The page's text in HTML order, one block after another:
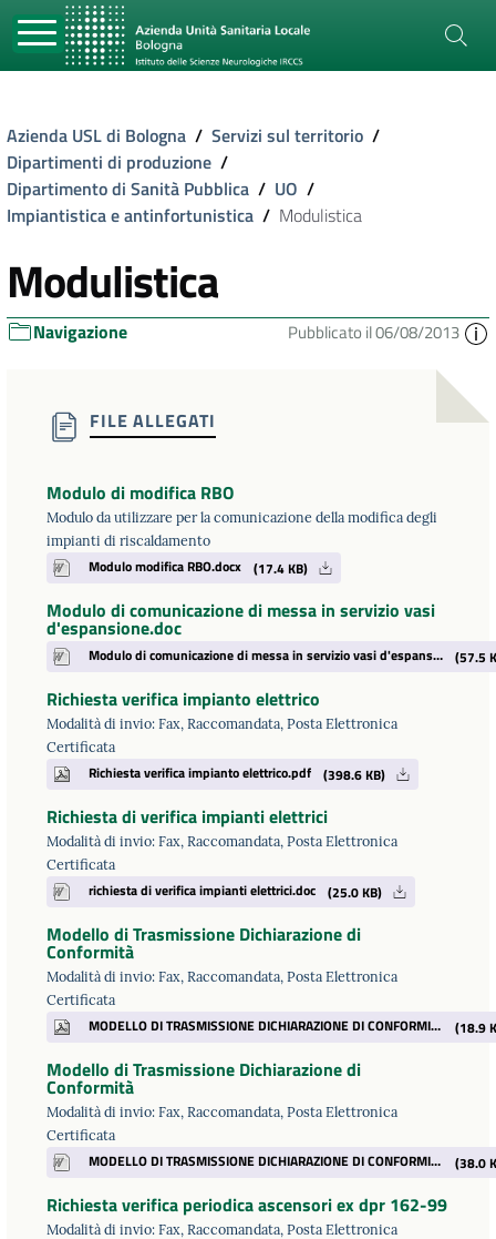
Azienda USL di Bologna / Servizi sul territorio /
Dipartimenti di produzione /
Dipartimento di Sanità Pubblica / UO /
Impiantistica e antinfortunistica / Modulistica
Modulistica
Navigazione Pubblicato il 06/08/2013
FILE ALLEGATI
Modulo di modifica RBO
Modulo da utilizzare per la comunicazione della modifica degli
impianti di riscaldamento
Modulo modifica RBO.docx (17.4 KB)
Modulo di comunicazione di messa in servizio vasi
d'espansione.doc
Modulo di comunicazione di messa in servizio vasi d'espansione.doc (57.5
Richiesta verifica impianto elettrico
Modalità di invio: Fax, Raccomandata, Posta Elettronica
Certificata
Richiesta verifica impianto elettrico.pdf (398.6 KB)
Richiesta di verifica impianti elettrici
Modalità di invio: Fax, Raccomandata, Posta Elettronica
Certificata
richiesta di verifica impianti elettrici.doc (25.0 KB)
Modello di Trasmissione Dichiarazione di
Conformità
Modalità di invio: Fax, Raccomandata, Posta Elettronica
Certificata
MODELLO DI TRASMISSIONE DICHIARAZIONE DI CONFORMITA.pdf (18.9
Modello di Trasmissione Dichiarazione di
Conformità
Modalità di invio: Fax, Raccomandata, Posta Elettronica
Certificata
MODELLO DI TRASMISSIONE DICHIARAZIONE DI CONFORMITA.doc (38.0
Richiesta verifica periodica ascensori ex dpr 162-99
Modalità di invio: Fax, Raccomandata, Posta Elettronica